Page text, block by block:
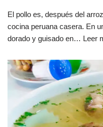
El pollo es, después del
cocina peruana casera. En
dorado y guisado en… Leer